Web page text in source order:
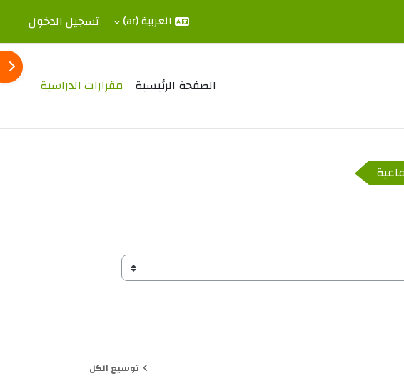
العربية ‎(ar)‎ تسجيل الدخول
الصفحة الرئيسية مقرارات الدراسية
توسيع الكل